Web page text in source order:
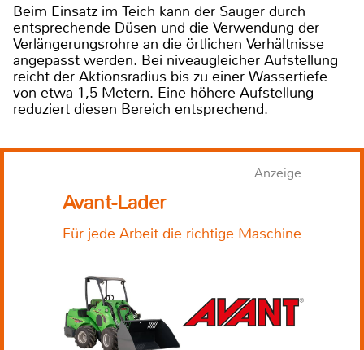
Beim Einsatz im Teich kann der Sauger durch
entsprechende Düsen und die Verwendung der
Verlängerungsrohre an die örtlichen Verhältnisse
angepasst werden. Bei niveaugleicher Aufstellung
reicht der Aktionsradius bis zu einer Wassertiefe
von etwa 1,5 Metern. Eine höhere Aufstellung
reduziert diesen Bereich entsprechend.
Anzeige
Avant-Lader
Für jede Arbeit die richtige Maschine